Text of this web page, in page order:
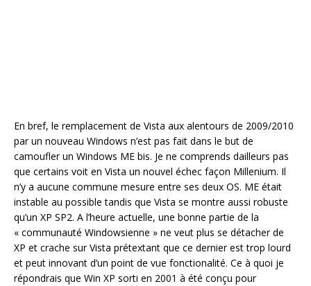
En bref, le remplacement de Vista aux alentours de 2009/2010
par un nouveau Windows n’est pas fait dans le but de
camoufler un Windows ME bis. Je ne comprends dailleurs pas
que certains voit en Vista un nouvel échec façon Millenium. Il
n’y a aucune commune mesure entre ses deux OS. ME était
instable au possible tandis que Vista se montre aussi robuste
qu’un XP SP2. A l’heure actuelle, une bonne partie de la
« communauté Windowsienne » ne veut plus se détacher de
XP et crache sur Vista prétextant que ce dernier est trop lourd
et peut innovant d’un point de vue fonctionalité. Ce à quoi je
répondrais que Win XP sorti en 2001 à été conçu pour